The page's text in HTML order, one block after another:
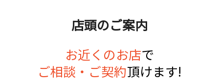
店頭のご案内
お近くのお店で
ご相談・ご契約頂けます!